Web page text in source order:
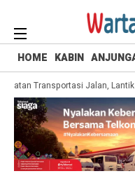
HOME KABIN
Transportasi Jalan, Lantik